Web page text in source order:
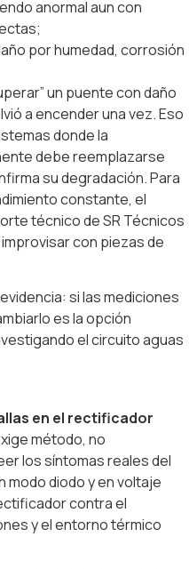
anormal aun con
por humedad, corrosión
un puente con daño
a encender una vez. Eso
donde la
debe reemplazarse
su degradación. Para
constante, el
técnico de SR Técnicos
con piezas de
si las mediciones
es la opción
el circuito aguas
en el rectificador
método, no
los síntomas reales del
modo diodo y en voltaje
contra el
y el entorno térmico